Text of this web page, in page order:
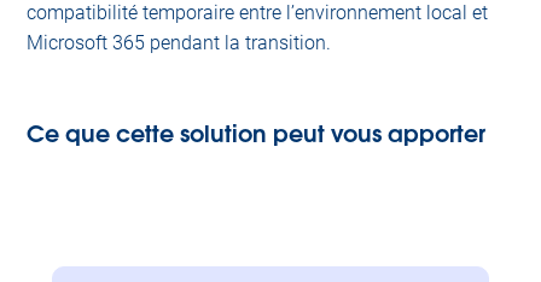
compatibilité temporaire entre l’environnement local et
Microsoft 365 pendant la transition.
Ce que cette solution peut vous apporter